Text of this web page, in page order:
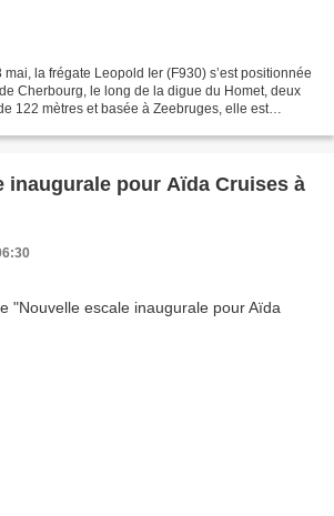
la frégate Leopold Ier (F930) s’est positionnée
Cherbourg, le long de la digue du Homet, deux
122 mètres et basée à Zeebruges, elle est
inaugurale pour Aïda Cruises à